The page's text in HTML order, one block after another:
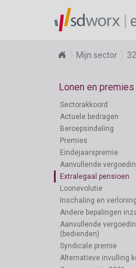
Mijn sector
Lonen en premies
Sectorakkoord
Actuele bedragen
Beroepsindeling
Premies
Eindejaarspremie
Aanvullende
Extralegaal pensioen
Loonevolutie
Inschaling en verloning
Andere bepalingen
Aanvullende
(bedienden)
Syndicale premie
Alternatieve invulling